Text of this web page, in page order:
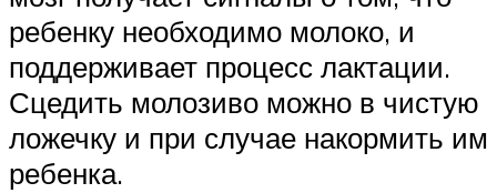
ребенку необходимо молоко, и
поддерживает процесс лактации.
Сцедить молозиво можно в чистую
ложечку и при случае накормить им
ребенка.